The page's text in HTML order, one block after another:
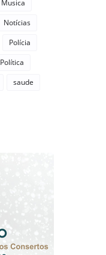
Musica
Notícias
Polícia
Política
saude